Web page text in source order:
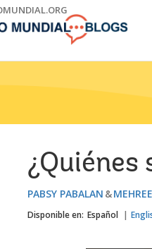
¿Quiénes
PABSY PABALAN
Disponible en: Español